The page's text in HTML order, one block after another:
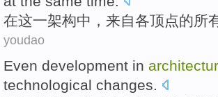
在这一架构中，来自各顶点的所
youdao
Even development in
technological changes.